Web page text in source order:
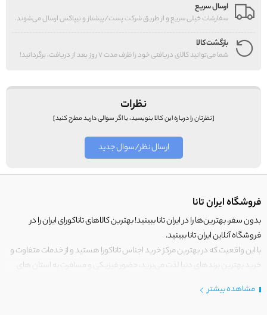
ارسال سریع
سفارشات خیلی سریع و از طریق شرکت پست/پیشتاز و تیپاکس ارسال می‌شوند.
بازگشت کالا
شما می‌توانید کالای دریافتی خود را ظرف مدت 7 روز بعد از دریافت، برگردانید!
نظرات
[نظرتان را درباره این کالا بنویسید، یا اگر سوالی دارید مطرح کنید]
ارسال نظر/سوال جدید
فروشگاه ایران تانا
بدون سفر، بهترین‌ها را در ایران تانا ببینید! بهترین کالاهای تاناکورای ایران را در
فروشگاه آنلاین ایران تانا ببینید.
با این واقعیت که در بهترین مرکز خرید اجناس تاناکورا هستید و از خدمات متفاوت و
خرید بهترین برندهای دنیا لذت می‌برید، حضور فیزیکی و مسافرت به استان های
درایرانتانا فقط کالاهایی قرار می‌گیرند که دارای ارزش خرید بالایی هستند.
مشاهده بیشتر